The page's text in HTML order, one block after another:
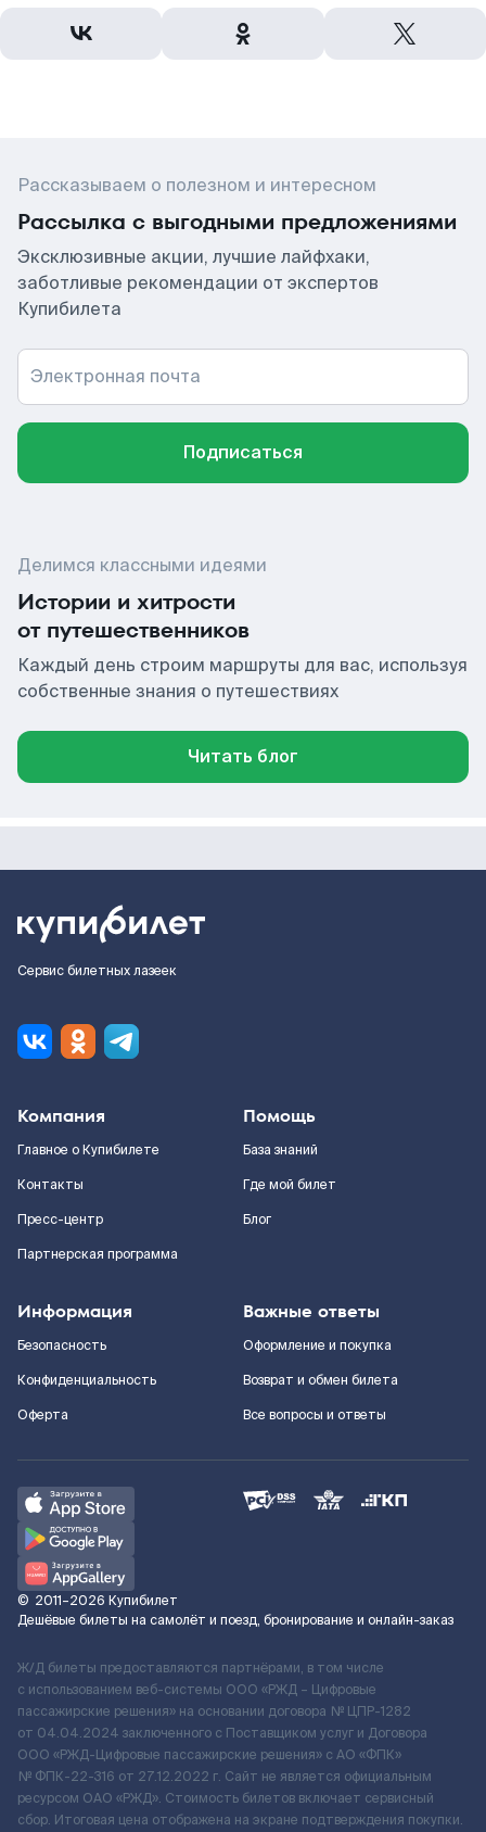
Рассказываем о полезном и интересном
Рассылка с выгодными предложениями
Эксклюзивные акции, лучшие лайфхаки,
заботливые рекомендации от экспертов
Купибилета
Электронная почта
Подписаться
Делимся классными идеями
Истории и хитрости
от путешественников
Каждый день строим маршруты для вас, используя
собственные знания о путешествиях
Читать блог
Сервис билетных лазеек
Компания
Главное о Купибилете
Контакты
Пресс-центр
Партнерская программа
Помощь
База знаний
Где мой билет
Блог
Информация
Безопасность
Конфиденциальность
Оферта
Важные ответы
Оформление и покупка
Возврат и обмен билета
Все вопросы и ответы
© 2011–2026 Купибилет
Дешёвые билеты на самолёт и поезд, бронирование и онлайн-заказ
Ж/Д билеты предоставляются партнёрами, в том числе
с использованием веб-системы ООО «РЖД – Цифровые
пассажирские решения» на основании договора № ЦПР-1282
от 04.04.2024 заключенного с Поставщиком услуг и Договора
ООО «РЖД-Цифровые пассажирские решения» c АО «ФПК»
№ ФПК-22-316 от 27.12.2022 г. Сайт не является официальным
ресурсом ОАО «РЖД». Стоимость билетов включает сервисный
сбор. Итоговая цена отображена на экране подтверждения покупки.